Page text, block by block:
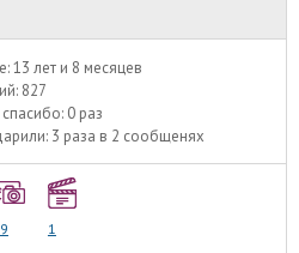
13 лет и 8 месяцев
827
0 раз
3 раза в 2 сообщенях
1